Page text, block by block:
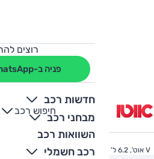
רוצים
פניה ב-WhatsApp
חדשות רכב
מבחני רכב
השוואות רכב
רכב חשמלי
חיפוש רכב
+
-
V אוט', 6.2 ל' מגדש-על